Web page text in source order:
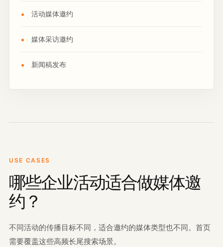
活动媒体邀约
媒体采访邀约
新闻稿发布
USE CASES
哪些企业活动适合做媒体邀
约？
不同活动的传播目标不同，适合邀约的媒体类型也不同。首页
需要覆盖这些高频长尾搜索场景。